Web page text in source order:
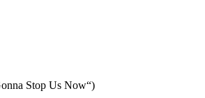
Stop Us Now“)